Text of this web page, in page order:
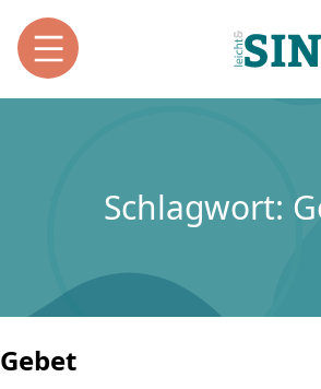
Schlagwort:
Gebet